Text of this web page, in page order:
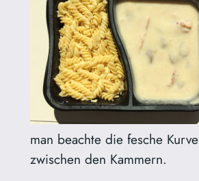
man beachte die fesche Kurve
zwischen den Kammern.